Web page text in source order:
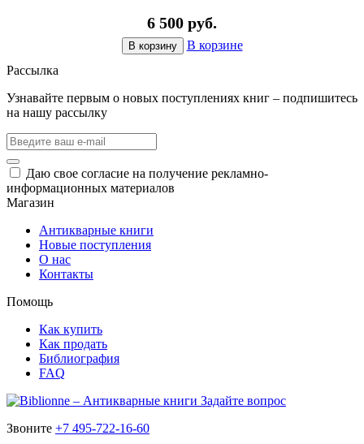
6 500 руб.
В корзину
В корзине
Рассылка
Узнавайте первым о новых поступлениях книг – подпишитесь
на нашу рассылку
Даю свое согласие на получение рекламно-
информационных материалов
Магазин
Антикварные книги
Новые поступления
О нас
Контакты
Помощь
Как купить
Как продать
Библиография
FAQ
Задайте вопрос
Звоните +7 495-722-16-60